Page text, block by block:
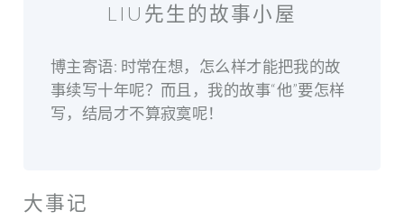
LIU先生的故事小屋
博主寄语: 时常在想，怎么样才能把我的故
事续写十年呢？而且，我的故事“他”要怎样
写，结局才不算寂寞呢！
大事记